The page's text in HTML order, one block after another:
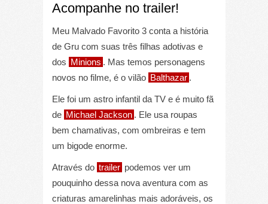
Acompanhe no trailer!
Meu Malvado Favorito 3 conta a história
de Gru com suas três filhas adotivas e
dos Minions . Mas temos personagens
novos no filme, é o vilão Balthazar .
Ele foi um astro infantil da TV e é muito fã
de Michael Jackson . Ele usa roupas
bem chamativas, com ombreiras e tem
um bigode enorme.
Através do trailer podemos ver um
pouquinho dessa nova aventura com as
criaturas amarelinhas mais adoráveis, os